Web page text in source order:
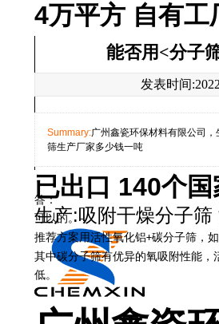
4万平方 自有工
已出口 140个国
生产:吸附干燥分子
粉
能否用<分子
发表时间
Summary:广州鑫瓷环保材料有限公司
筛生产厂家多少钱一吨
答：
可以的。
推荐方案用活性氧化铝+碳分子筛，
其中碳分子筛有优异的氧吸附性能
低。